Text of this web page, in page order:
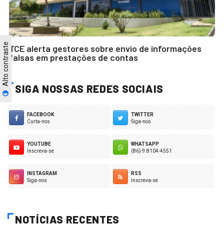
Alto contraste TCE alerta gestores sobre envio de informações
falsas em prestações de contas
SIGA NOSSAS REDES SOCIAIS
FACEBOOK
Curta-nos
TWITTER
Siga-nos
YOUTUBE
Inscreva-se
WHATSAPP
(86) 9.8104-4551
INSTAGRAM
Siga-nos
RSS
Inscreva-se
NOTÍCIAS RECENTES